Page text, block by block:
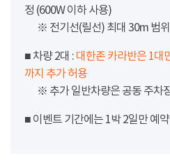
정 (600W 이하 사용)
※ 전기선(릴선) 최대 30m 범위
■ 차량 2대 : 대한존 카라반은 1대
까지 추가 허용
※ 추가 일반차량은 공동 주차
■ 이벤트 기간에는 1박 2일만 예